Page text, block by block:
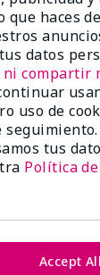
que haces
datos
ni compartir
uso de
tus
Política
Accept All